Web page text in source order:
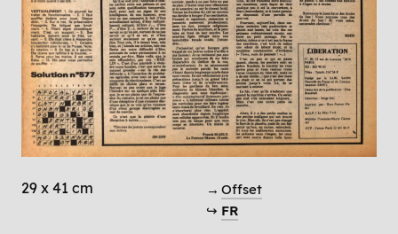
29 x 41 cm → Offset
↪ FR